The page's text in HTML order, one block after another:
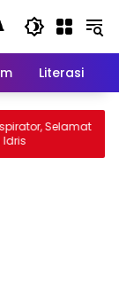
Literasi